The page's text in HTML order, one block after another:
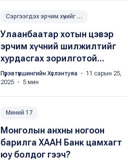
Сэргээгдэх эрчим хүчийг нэвтрүүлэх
Улаанбаатар хотын цэвэр
эрчим хүчний шилжилтийг
хурдасгах зорилготой...
Пүрэвтүвшингийн Хүслэнтуяа ・ 11 сарын 25,
2025 ・ 5 мин
Миний 17
Монголын анхны ногоон
барилга ХААН Банк цамхагт
юу болдог гээч?